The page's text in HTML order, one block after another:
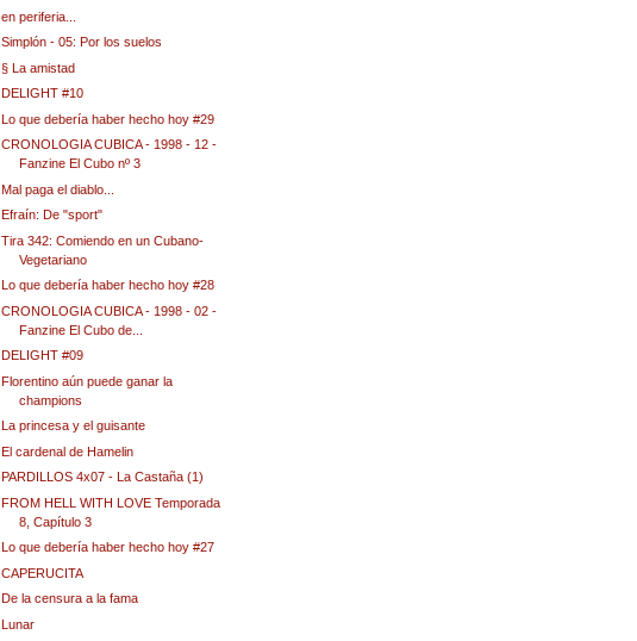
en periferia...
Simplón - 05: Por los suelos
§ La amistad
DELIGHT #10
Lo que debería haber hecho hoy #29
CRONOLOGIA CUBICA - 1998 - 12 -
Fanzine El Cubo nº 3
Mal paga el diablo...
Efraín: De "sport"
Tira 342: Comiendo en un Cubano-
Vegetariano
Lo que debería haber hecho hoy #28
CRONOLOGIA CUBICA - 1998 - 02 -
Fanzine El Cubo de...
DELIGHT #09
Florentino aún puede ganar la
champions
La princesa y el guisante
El cardenal de Hamelin
PARDILLOS 4x07 - La Castaña (1)
FROM HELL WITH LOVE Temporada
8, Capítulo 3
Lo que debería haber hecho hoy #27
CAPERUCITA
De la censura a la fama
Lunar